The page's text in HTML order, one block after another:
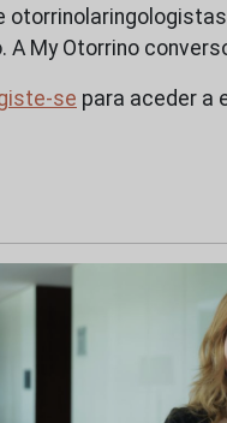
A My Otorrino
se para aceder a